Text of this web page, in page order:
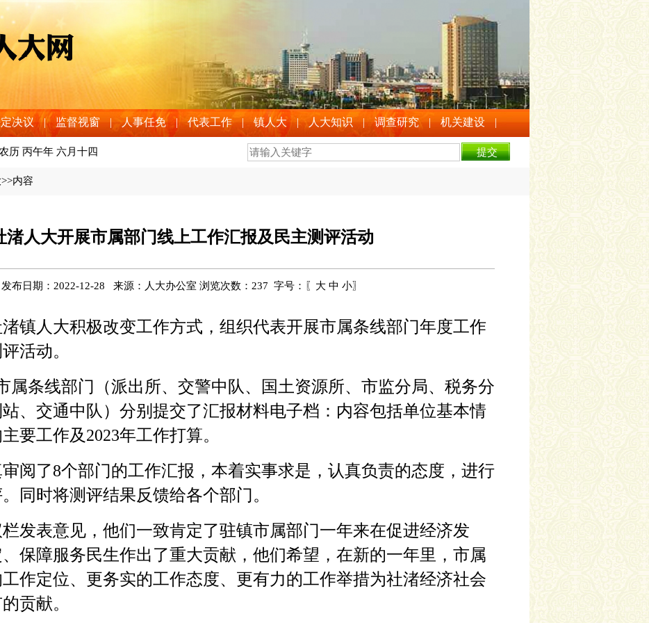
决议 | 监督视窗 | 人事任免 | 代表工作 | 镇人大 | 人大知识 | 调查研究 | 机关建设 |
历 丙午年 六月十四
>>内容
渚人大开展市属部门线上工作汇报及民主测评活动
发布日期：2022-12-28 来源：人大办公室 浏览次数： 237 字号：〖 大 中 小〗
镇人大积极改变工作方式，组织代表开展市属条线部门年度工作
活动。
条线部门（派出所、交警中队、国土资源所、市监分局、税务分
、交通中队）分别提交了汇报材料电子档：内容包括单位基本情
要工作及2023年工作打算。
阅了8个部门的工作汇报，本着实事求是，认真负责的态度，进行
同时将测评结果反馈给各个部门。
发表意见，他们一致肯定了驻镇市属部门一年来在促进经济发
保障服务民生作出了重大贡献，他们希望，在新的一年里，市属
作定位、更务实的工作态度、更有力的工作举措为社渚经济社会
贡献。